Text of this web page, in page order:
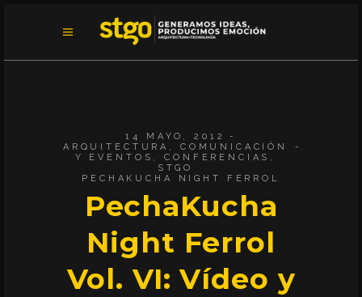
14 MAYO, 2012
ARQUITECTURA , COMUNICACIÓN
Y EVENTOS ,CONFERENCIAS ,
STGO
PECHAKUCHA NIGHT FERROL
PechaKucha
Night Ferrol
Vol. VI: Vídeo y